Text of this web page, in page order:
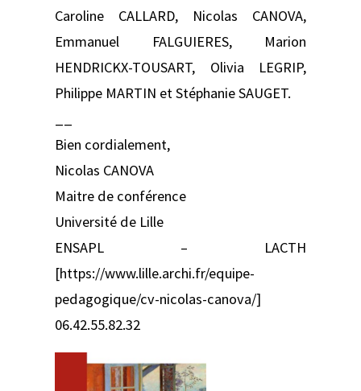
Caroline CALLARD, Nicolas CANOVA,
Emmanuel FALGUIERES, Marion
HENDRICKX-TOUSART, Olivia LEGRIP,
Philippe MARTIN et Stéphanie SAUGET.
Bien cordialement,
Nicolas CANOVA
Maitre de conférence
Université de Lille
ENSAPL – LACTH
[https://www.lille.archi.fr/equipe-
pedagogique/cv-nicolas-canova/]
06.42.55.82.32